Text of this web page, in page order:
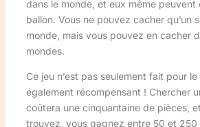
dans le monde, et eux même peuvent
ballon. Vous ne pouvez cacher qu’un
monde, mais vous pouvez en cacher
mondes.
Ce jeu n’est pas seulement fait pour
également récompensant ! Chercher
coûtera une cinquantaine de pièces,
trouvez, vous gagnez entre 50 et 250